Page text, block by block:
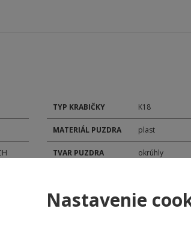
TYP KRABIČKY K18
MATERIÁL PUZDRA plast
TVAR PUZDRA okrúhly
TYP ČÍSELNÍKA analóg
Nastavenie